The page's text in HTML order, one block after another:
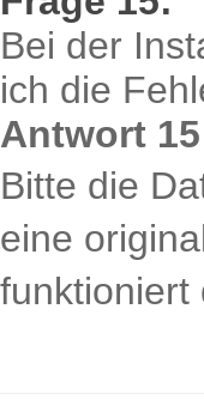
Bei der
ich die
Antwort
Bitte die
eine
funktioniert